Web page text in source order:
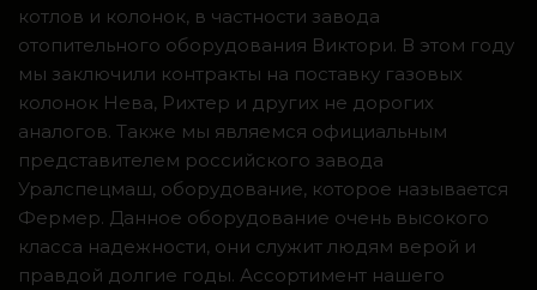
котлов и колонок, в частности завода
отопительного оборудования Виктори. В этом году
мы заключили контракты на поставку газовых
колонок Нева, Рихтер и других не дорогих
аналогов. Также мы являемся официальным
представителем российского завода
Уралспецмаш, оборудование, которое называется
Фермер. Данное оборудование очень высокого
класса надежности, они служит людям верой и
правдой долгие годы. Ассортимент нашего